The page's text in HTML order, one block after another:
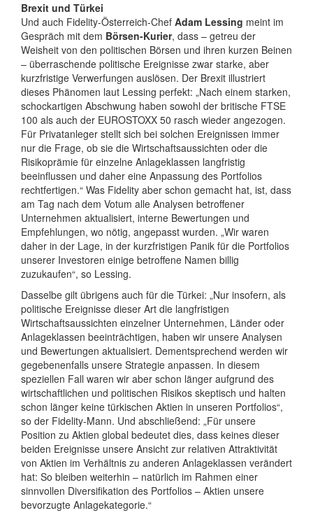
Brexit und Türkei
Und auch Fidelity-Österreich-Chef Adam Lessing meint im
Gespräch mit dem Börsen-Kurier, dass – getreu der
Weisheit von den politischen Börsen und ihren kurzen Beinen
– überraschende politische Ereignisse zwar starke, aber
kurzfristige Verwerfungen auslösen. Der Brexit illustriert
dieses Phänomen laut Lessing perfekt: „Nach einem starken,
schockartigen Abschwung haben sowohl der britische FTSE
100 als auch der EUROSTOXX 50 rasch wieder angezogen.
Für Privatanleger stellt sich bei solchen Ereignissen immer
nur die Frage, ob sie die Wirtschaftsaussichten oder die
Risikoprämie für einzelne Anlageklassen langfristig
beeinflussen und daher eine Anpassung des Portfolios
rechtfertigen.“ Was Fidelity aber schon gemacht hat, ist, dass
am Tag nach dem Votum alle Analysen betroffener
Unternehmen aktualisiert, interne Bewertungen und
Empfehlungen, wo nötig, angepasst wurden. „Wir waren
daher in der Lage, in der kurzfristigen Panik für die Portfolios
unserer Investoren einige betroffene Namen billig
zuzukaufen“, so Lessing.
Dasselbe gilt übrigens auch für die Türkei: „Nur insofern, als
politische Ereignisse dieser Art die langfristigen
Wirtschaftsaussichten einzelner Unternehmen, Länder oder
Anlageklassen beeinträchtigen, haben wir unsere Analysen
und Bewertungen aktualisiert. Dementsprechend werden wir
gegebenenfalls unsere Strategie anpassen. In diesem
speziellen Fall waren wir aber schon länger aufgrund des
wirtschaftlichen und politischen Risikos skeptisch und halten
schon länger keine türkischen Aktien in unseren Portfolios“,
so der Fidelity-Mann. Und abschließend: „Für unsere
Position zu Aktien global bedeutet dies, dass keines dieser
beiden Ereignisse unsere Ansicht zur relativen Attraktivität
von Aktien im Verhältnis zu anderen Anlageklassen verändert
hat: So bleiben weiterhin – natürlich im Rahmen einer
sinnvollen Diversifikation des Portfolios – Aktien unsere
bevorzugte Anlagekategorie.“